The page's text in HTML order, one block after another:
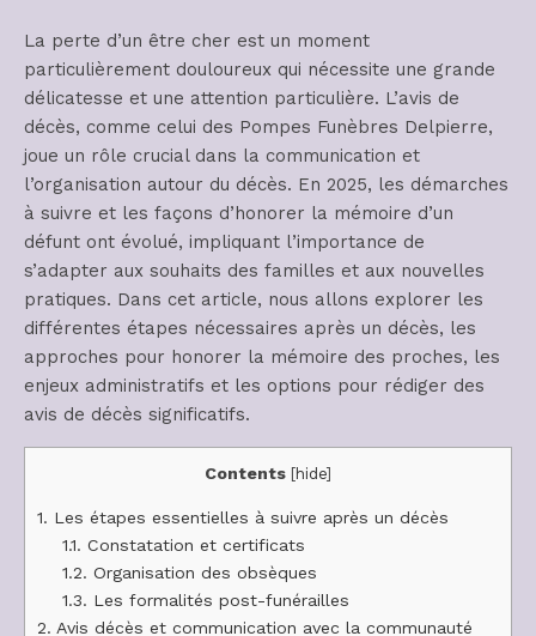
La perte d’un être cher est un moment
particulièrement douloureux qui nécessite une grande
délicatesse et une attention particulière. L’avis de
décès, comme celui des Pompes Funèbres Delpierre,
joue un rôle crucial dans la communication et
l’organisation autour du décès. En 2025, les démarches
à suivre et les façons d’honorer la mémoire d’un
défunt ont évolué, impliquant l’importance de
s’adapter aux souhaits des familles et aux nouvelles
pratiques. Dans cet article, nous allons explorer les
différentes étapes nécessaires après un décès, les
approches pour honorer la mémoire des proches, les
enjeux administratifs et les options pour rédiger des
avis de décès significatifs.
Contents [hide]
1. Les étapes essentielles à suivre après un décès
1.1. Constatation et certificats
1.2. Organisation des obsèques
1.3. Les formalités post-funérailles
2. Avis décès et communication avec la communauté